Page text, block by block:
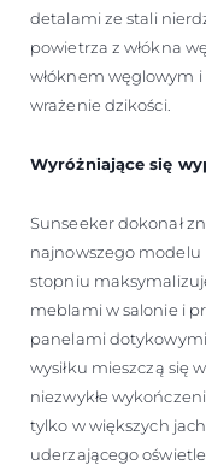
detalami ze stali
powietrza z włókna
włóknem węglowym
wrażenie dzikości.
Wyróżniające się
Sunseeker dokonał
najnowszego modelu
stopniu
meblami w salonie i
panelami
wysiłku mieszczą się
niezwykłe
tylko w większych
uderzającego